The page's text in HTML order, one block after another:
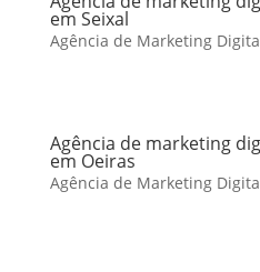
em Seixal
Agência de Marketing
Agência de marketing
em Oeiras
Agência de Marketing